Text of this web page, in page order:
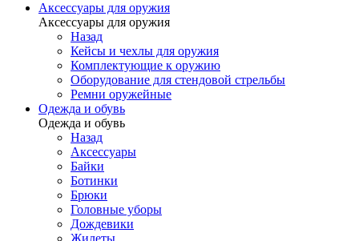
Аксессуары для оружия
Аксессуары для оружия
Назад
Кейсы и чехлы для оружия
Комплектующие к оружию
Оборудование для стендовой стрельбы
Ремни оружейные
Одежда и обувь
Одежда и обувь
Назад
Аксессуары
Байки
Ботинки
Брюки
Головные уборы
Дождевики
Жилеты